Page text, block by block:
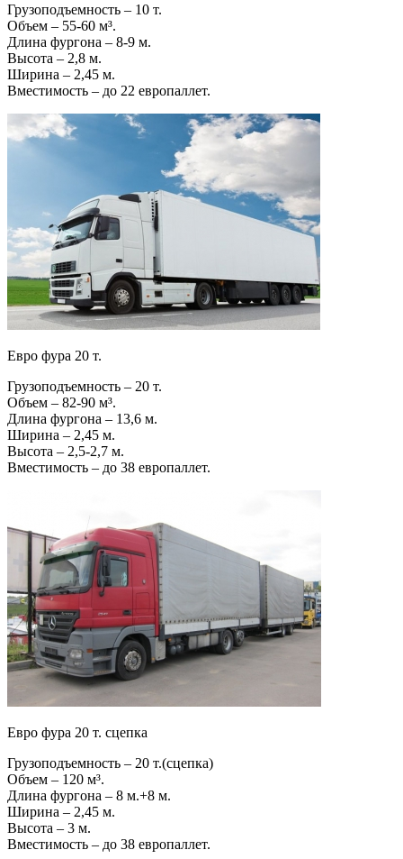
Грузоподъемность – 10 т.
Объем – 55-60 м³.
Длина фургона – 8-9 м.
Высота – 2,8 м.
Ширина – 2,45 м.
Вместимость – до 22 европаллет.
Евро фура 20 т.
Грузоподъемность – 20 т.
Объем – 82-90 м³.
Длина фургона – 13,6 м.
Ширина – 2,45 м.
Высота – 2,5-2,7 м.
Вместимость – до 38 европаллет.
Евро фура 20 т. сцепка
Грузоподъемность – 20 т.(сцепка)
Объем – 120 м³.
Длина фургона – 8 м.+8 м.
Ширина – 2,45 м.
Высота – 3 м.
Вместимость – до 38 европаллет.